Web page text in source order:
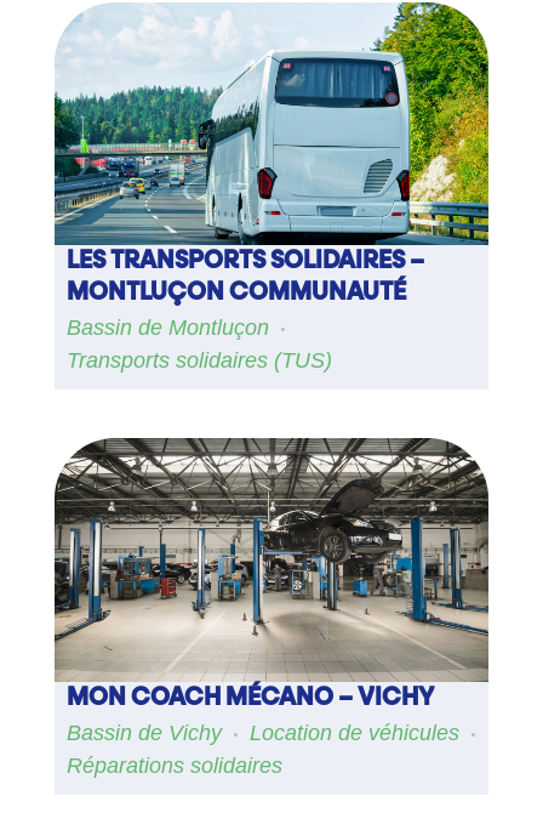
LES TRANSPORTS SOLIDAIRES –
MONTLUÇON COMMUNAUTÉ
Bassin de Montluçon
Transports solidaires (TUS)
MON COACH MÉCANO – VICHY
Bassin de Vichy
Location de véhicules
Réparations solidaires